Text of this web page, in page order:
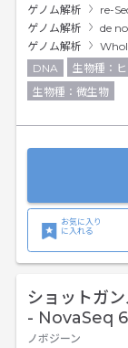
ゲノム解析
re-
ゲノム解析
de
ゲノム解析
DNA
生物種：ヒ
生物種：微生物
お気に入り
に入れる
ショットガ
- NovaSeq
ノボジーン